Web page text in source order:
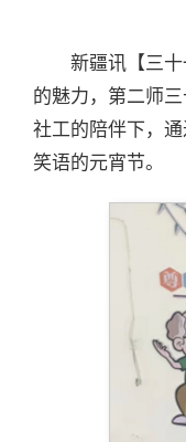
新疆讯【三
的魅力，第二师
社工的陪伴下，
笑语的元宵节。